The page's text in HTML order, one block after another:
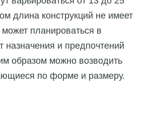
длина конструкций не имеет
планироваться в
назначения и предпочтений
образом можно возводить
по форме и размеру.